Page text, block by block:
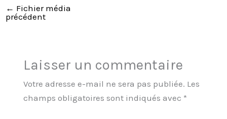
← Fichier média
précédent
Laisser un commentaire
Votre adresse e-mail ne sera pas publiée. Les
champs obligatoires sont indiqués avec *